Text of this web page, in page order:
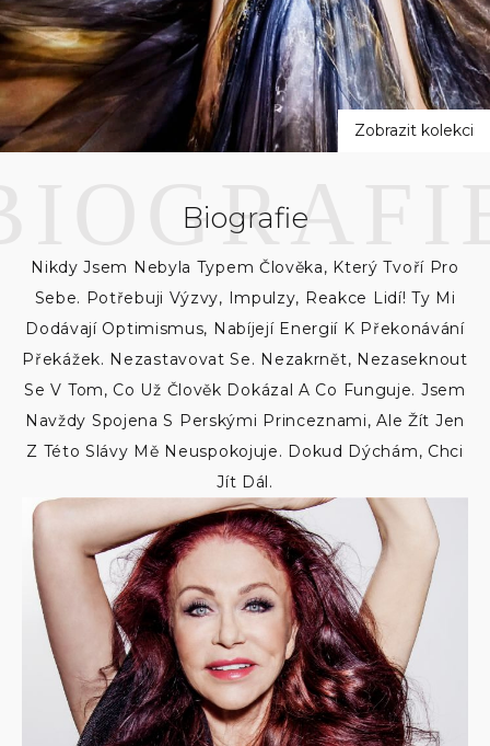
a
t
r
a
Zobrazit kolekci
Biografie
Nikdy Jsem Nebyla Typem Člověka, Který Tvoří Pro
Sebe. Potřebuji Výzvy, Impulzy, Reakce Lidí! Ty Mi
Dodávají Optimismus, Nabíjejí Energií K Překonávání
Překážek. Nezastavovat Se. Nezakrnět, Nezaseknout
Se V Tom, Co Už Člověk Dokázal A Co Funguje. Jsem
Navždy Spojena S Perskými Princeznami, Ale Žít Jen
Z Této Slávy Mě Neuspokojuje. Dokud Dýchám, Chci
Jít Dál.